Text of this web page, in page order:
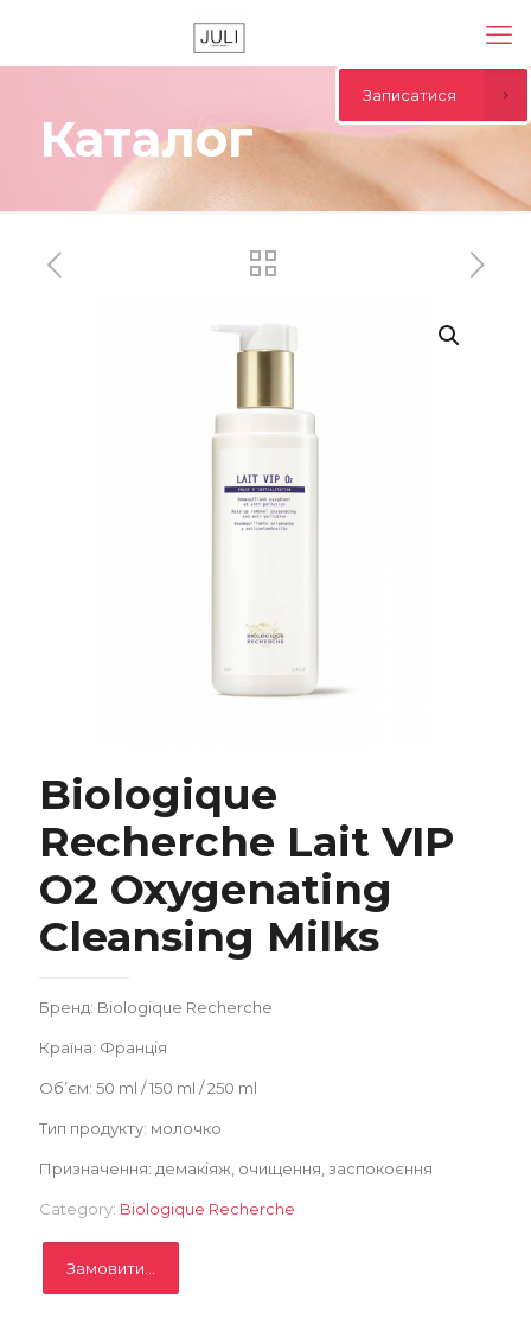
Каталог
Biologique
Recherche Lait VIP
O2 Oxygenating
Cleansing Milks
Бренд: Biologique Recherche
Країна: Франція
Об’єм: 50 ml / 150 ml / 250 ml
Тип продукту: молочко
Призначення: демакіяж, очищення, заспокоєння
Category: Biologique Recherche
Замовити...
Biologique Recherche Lait VIP O2 Oxygenating
Cleansing Milks
Замовити
Записатися
Записатися